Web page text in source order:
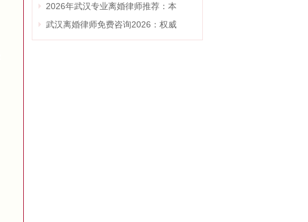
2026年武汉专业离婚律师推荐：本
武汉离婚律师免费咨询2026：权威